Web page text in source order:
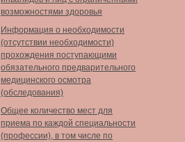
возможностями здоровья
Информация о необходимости
(отсутствии необходимости)
прохождения поступающими
обязательного предварительного
медицинского осмотра
(обследования)
Общее количество мест для
приема по каждой специальности
(профессии), в том числе по